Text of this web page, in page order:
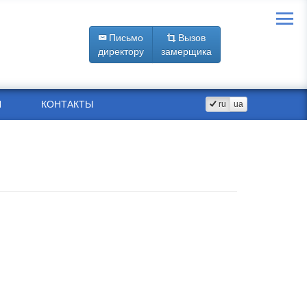
Письмо
директору
Вызов
замерщика
КОНТАКТЫ ru ua